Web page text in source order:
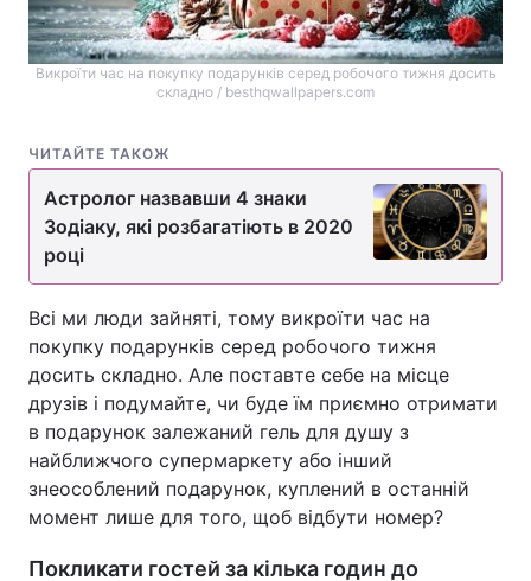
Викроїти час на покупку подарунків серед робочого тижня досить
складно / besthqwallpapers.com
ЧИТАЙТЕ ТАКОЖ
Астролог назвавши 4 знаки
Зодіаку, які розбагатіють в 2020
році
Всі ми люди зайняті, тому викроїти час на
покупку подарунків серед робочого тижня
досить складно. Але поставте себе на місце
друзів і подумайте, чи буде їм приємно отримати
в подарунок залежаний гель для душу з
найближчого супермаркету або інший
знеособлений подарунок, куплений в останній
момент лише для того, щоб відбути номер?
Покликати гостей за кілька годин до